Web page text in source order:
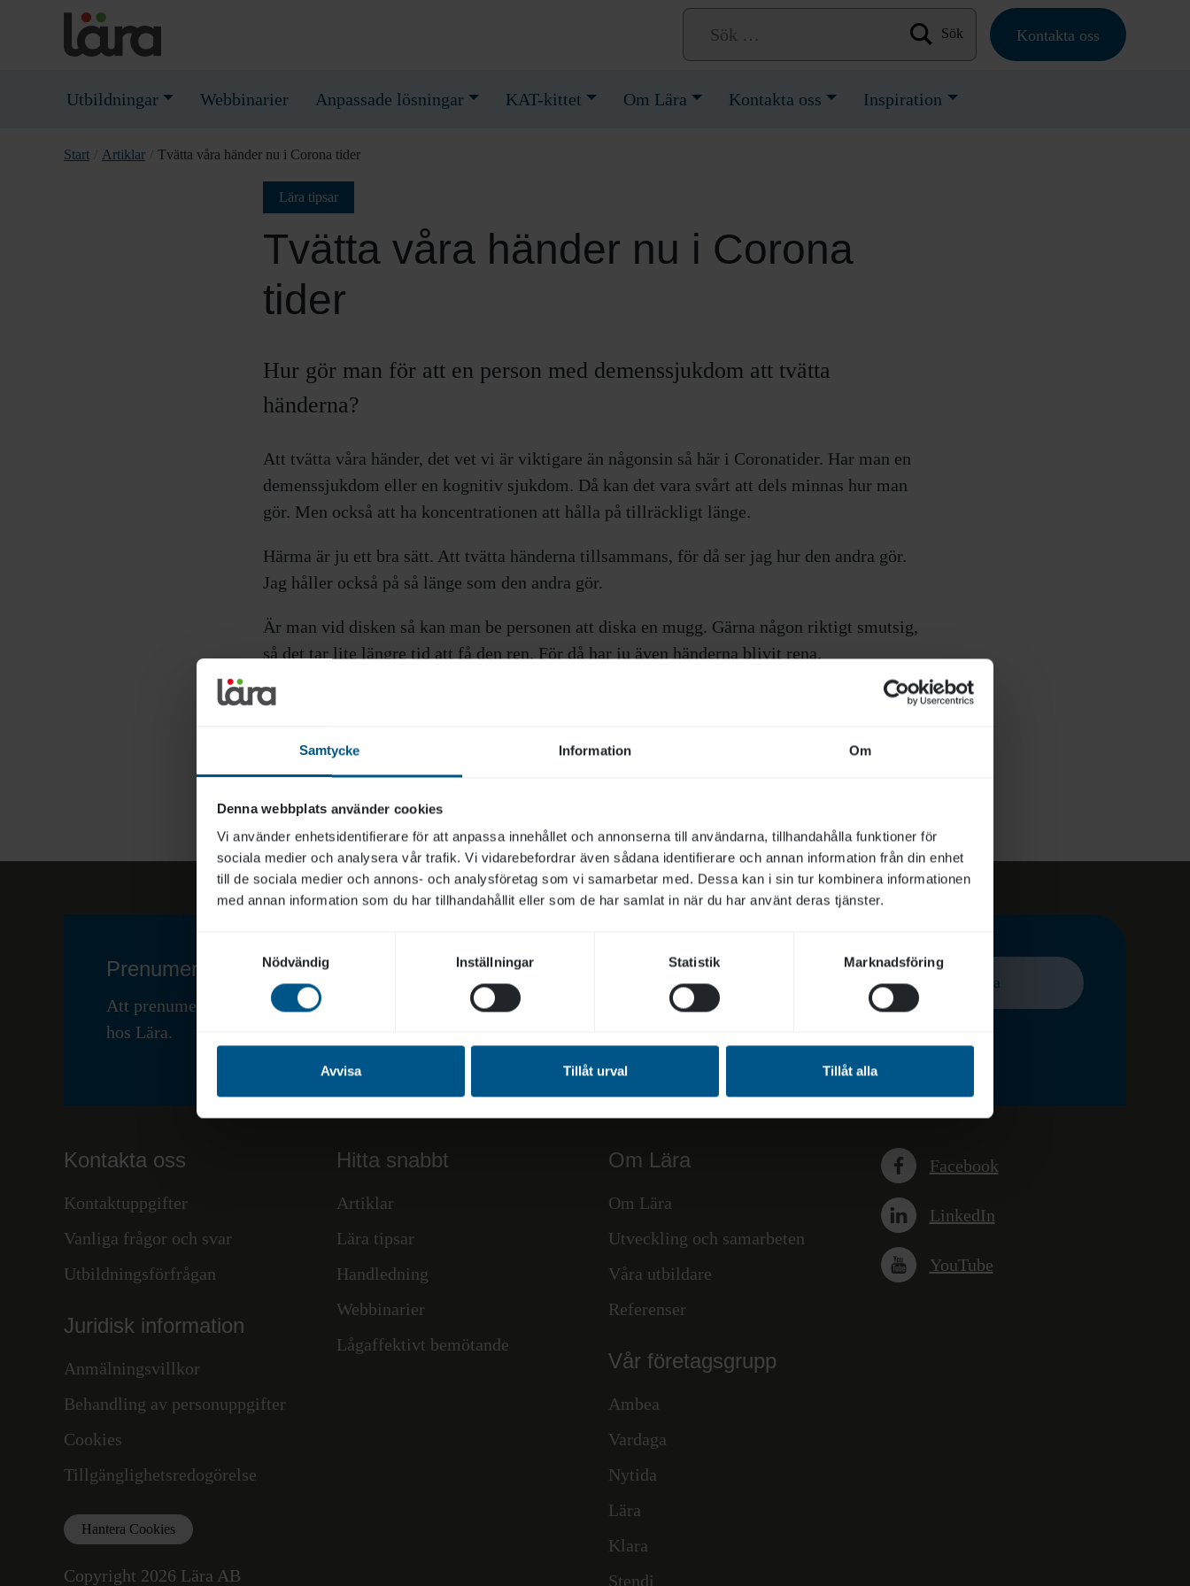
Samtycke Information Om
Denna webbplats använder cookies
Vi använder enhetsidentifierare för att anpassa innehållet och annonserna till användarna, tillhandahålla funktioner för
sociala medier och analysera vår trafik. Vi vidarebefordrar även sådana identifierare och annan information från din enhet
till de sociala medier och annons- och analysföretag som vi samarbetar med. Dessa kan i sin tur kombinera informationen
med annan information som du har tillhandahållit eller som de har samlat in när du har använt deras tjänster.
Nödvändig
Inställningar Statistik Marknadsföring
Avvisa Tillåt urval Tillåt alla
Kontakta oss
Utbildningar Webbinarier Anpassade lösningar KAT-kittet Om Lära Kontakta oss Inspiration
Start Artiklar Tvätta våra händer nu i Corona tider
Lära tipsar
Tvätta våra händer nu i Corona
tider
Hur gör man för att en person med demenssjukdom att tvätta
händerna?
Att tvätta våra händer, det vet vi är viktigare än någonsin så här i Coronatider. Har man en
demenssjukdom eller en kognitiv sjukdom. Då kan det vara svårt att dels minnas hur man
gör. Men också att ha koncentrationen att hålla på tillräckligt länge.
Härma är ju ett bra sätt. Att tvätta händerna tillsammans, för då ser jag hur den andra gör.
Jag håller också på så länge som den andra gör.
Är man vid disken så kan man be personen att diska en mugg. Gärna någon riktigt smutsig,
så det tar lite längre tid att få den ren. För då har ju även händerna blivit rena.
Är man i badrummet så kanske det känns konstigt med en mugg. En strumpa går ju jätte
garanterat händerna bli rena.
Prenumerera på vårt nyhetsbrev
Att prenumerera på vårt nyhetsbrev är ett utmärkt sätt att hålla sig informerad om allt som händer
hos Lära.
Prenumerera
Kontakta oss
Kontaktuppgifter
Vanliga frågor och svar
Utbildningsförfrågan
Juridisk information
Anmälningsvillkor
Behandling av personuppgifter
Cookies
Tillgänglighetsredogörelse
Hantera Cookies
Copyright 2026 Lära AB
Hitta snabbt
Artiklar
Lära tipsar
Handledning
Webbinarier
Lågaffektivt bemötande
Om Lära
Om Lära
Utveckling och samarbeten
Våra utbildare
Referenser
Vår företagsgrupp
Ambea
Vardaga
Nytida
Lära
Klara
Stendi
Facebook
LinkedIn
YouTube